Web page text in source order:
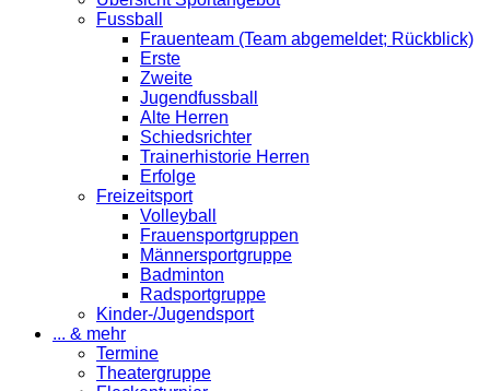
Fussball
Frauenteam (Team abgemeldet; Rückblick)
Erste
Zweite
Jugendfussball
Alte Herren
Schiedsrichter
Trainerhistorie Herren
Erfolge
Freizeitsport
Volleyball
Frauensportgruppen
Männersportgruppe
Badminton
Radsportgruppe
Kinder-/Jugendsport
... & mehr
Termine
Theatergruppe